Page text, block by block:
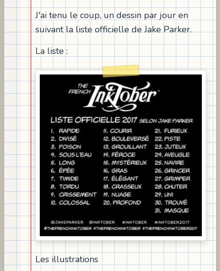
J'ai tenu le coup, un dessin par jour en
suivant la liste officielle de Jake Parker.
La liste :
Les illustrations